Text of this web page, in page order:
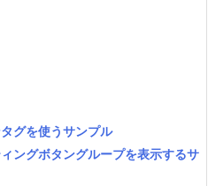
グを使うサンプル
ングボタングループを表示するサ